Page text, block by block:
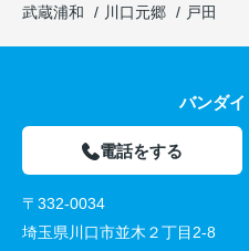
武蔵浦和
川口元郷 戸田
バンダ
電話をする
〒332-0034
埼玉県川口市並木２丁目2-8